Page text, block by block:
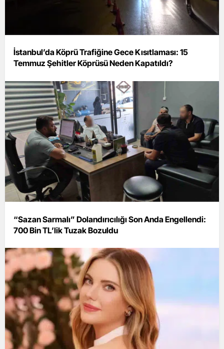
İstanbul’da Köprü Trafiğine Gece Kısıtlaması: 15
Temmuz Şehitler Köprüsü Neden Kapatıldı?
“Sazan Sarmalı” Dolandırıcılığı Son Anda Engellendi:
700 Bin TL’lik Tuzak Bozuldu